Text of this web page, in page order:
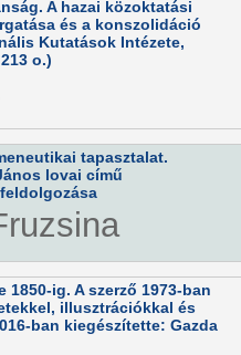
A hazai közoktatási
és a konszolidáció
Kutatások Intézete,
o.)
tapasztalat.
lovai című
ig. A szerző 1973-ban
illusztrációkkal és
ban kiegészítette: Gazda